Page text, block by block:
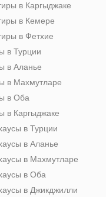
в Каргыджаке
в Кемере
в Фетхие
в Турции
в Аланье
в Махмутларе
в Оба
в Каргыджаке
в Турции
в Аланье
в Махмутларе
в Оба
в Джикджилли